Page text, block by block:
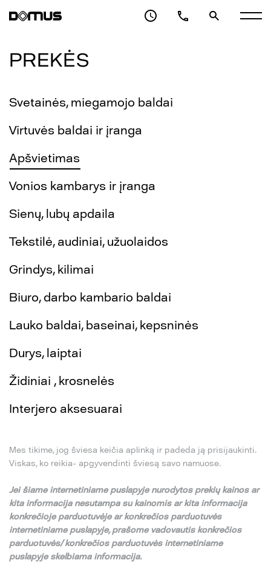
PREKĖS
Svetainės, miegamojo baldai
Virtuvės baldai ir įranga
Apšvietimas
Vonios kambarys ir įranga
Sienų, lubų apdaila
Tekstilė, audiniai, užuolaidos
Grindys, kilimai
Biuro, darbo kambario baldai
Lauko baldai, baseinai, kepsninės
Durys, laiptai
Židiniai , krosnelės
Interjero aksesuarai
Mes tikime, jog šviesa keičia aplinką ir padeda ją prisijaukinti.
Viskas, ko reikia- apgyvendinti šviesą savo namuose.
Jeišiame internetiniame puslapyje nurodytos prekiųkainos ar
kita informacija nesutampa sukainomis ar kita informacija
konkrečioje parduotuvėje ar konkrečios parduotuvės
internetiniame puslapyje,prašome vadovautis konkrečios
parduotuvės/ konkrečios parduotuvės internetiniame
puslapyje skelbiama informacija.